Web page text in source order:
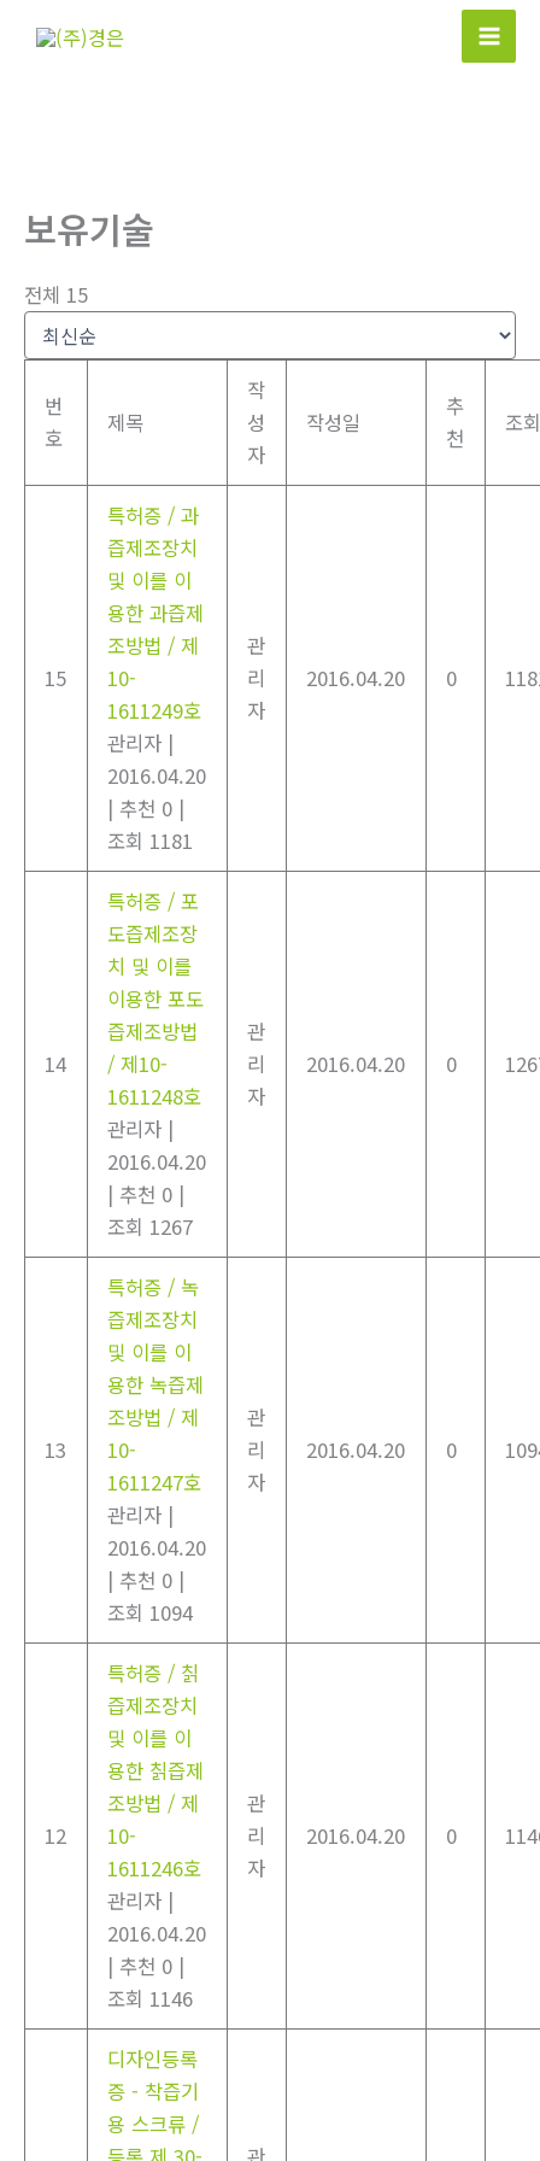
Main
보유기술
전체 15
번
호
제목
작
성
자
작성일
추
천
조
15
특허증 / 과
즙제조장치
및 이를 이
용한 과즙제
조방법 / 제
10-
1611249호
관리자 |
2016.04.20
| 추천 0 |
조회 1181
관
리
자
2016.04.20 0
14
특허증 / 포
도즙제조장
치 및 이를
이용한 포도
즙제조방법
/ 제10-
1611248호
관리자 |
2016.04.20
| 추천 0 |
조회 1267
관
리
자
2016.04.20 0
13
특허증 / 녹
즙제조장치
및 이를 이
용한 녹즙제
조방법 / 제
10-
1611247호
관리자 |
2016.04.20
| 추천 0 |
조회 1094
관
리
자
2016.04.20 0
12
특허증 / 칡
즙제조장치
및 이를 이
용한 칡즙제
조방법 / 제
10-
1611246호
관리자 |
2016.04.20
| 추천 0 |
조회 1146
관
리
자
2016.04.20 0
디자인등록
증 - 착즙기
용 스크류 /